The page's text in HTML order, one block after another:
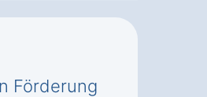
Förderung